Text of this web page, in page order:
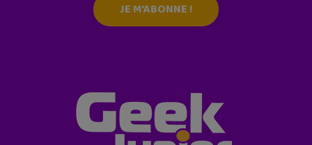
JE M'ABONNE !